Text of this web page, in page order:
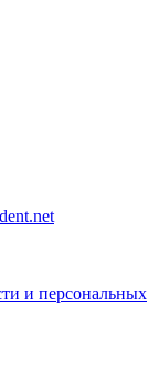
и персональных